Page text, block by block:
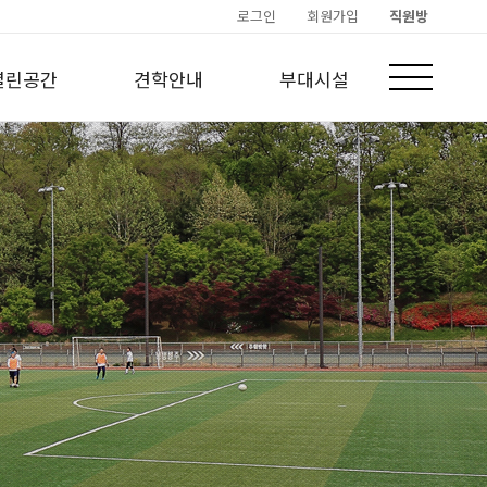
로그인 회원가입 직원방
공간 견학안내 부대시설